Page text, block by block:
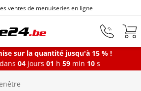
au contenu principal
ventes de menuiseries en ligne
sur la quantité jusqu'à 15 % !
04 jours 01 h 59 min 09 s